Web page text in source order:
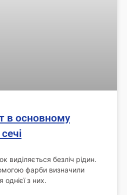
в основному
виділяється безліч рідин.
фарби визначили
з них.